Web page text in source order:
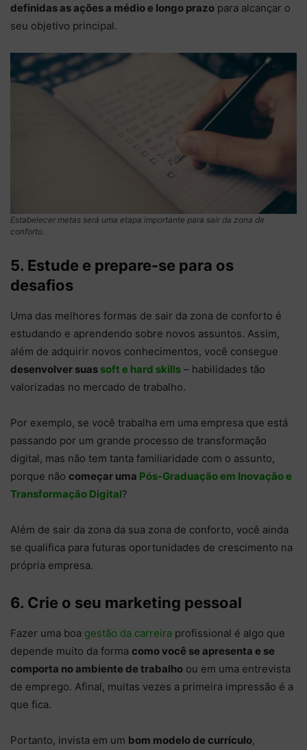
definidas as ações a médio e longo prazo para alcançar o
seu objetivo principal.
Estabelecer metas será uma etapa importante para sair da zona de
conforto.
5. Estude e prepare-se para os
desafios
Uma das melhores formas de sair da zona de conforto é
estudando e aprendendo sobre novos assuntos. Assim,
além de adquirir novos conhecimentos, você consegue
desenvolver suas soft e hard skills – habilidades tão
valorizadas no mercado de trabalho.
Por exemplo, se você trabalha em uma empresa que está
passando por um grande processo de transformação
digital, mas não tem tanta familiaridade com o assunto,
porque não começar uma Pós-Graduação em Inovação e
Transformação Digital?
Além de sair da zona da sua zona de conforto, você ainda
se qualifica para futuras oportunidades de crescimento na
própria empresa.
6. Crie o seu marketing pessoal
Fazer uma boa gestão da carreira profissional é algo que
depende muito da forma como você se apresenta e se
comporta no ambiente de trabalho ou em uma entrevista
de emprego. Afinal, muitas vezes a primeira impressão é a
que fica.
Portanto, invista em um bom modelo de currículo,